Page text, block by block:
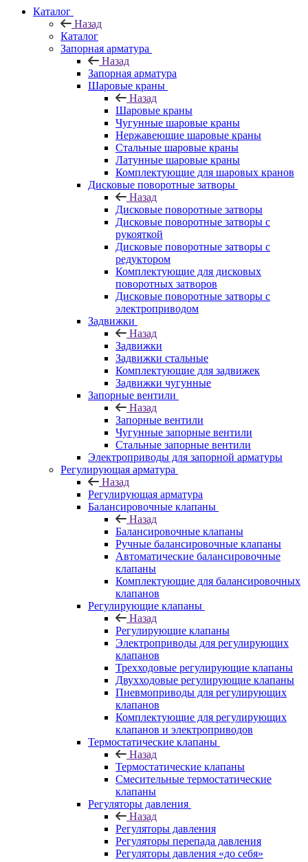
Каталог
Назад
Каталог
Запорная арматура
Назад
Запорная арматура
Шаровые краны
Назад
Шаровые краны
Чугунные шаровые краны
Нержавеющие шаровые краны
Стальные шаровые краны
Латунные шаровые краны
Комплектующие для шаровых кранов
Дисковые поворотные затворы
Назад
Дисковые поворотные затворы
Дисковые поворотные затворы с
рукояткой
Дисковые поворотные затворы с
редуктором
Комплектующие для дисковых
поворотных затворов
Дисковые поворотные затворы с
электроприводом
Задвижки
Назад
Задвижки
Задвижки стальные
Комплектующие для задвижек
Задвижки чугунные
Запорные вентили
Назад
Запорные вентили
Чугунные запорные вентили
Стальные запорные вентили
Электроприводы для запорной арматуры
Регулирующая арматура
Назад
Регулирующая арматура
Балансировочные клапаны
Назад
Балансировочные клапаны
Ручные балансировочные клапаны
Автоматические балансировочные
клапаны
Комплектующие для балансировочных
клапанов
Регулирующие клапаны
Назад
Регулирующие клапаны
Электроприводы для регулирующих
клапанов
Трехходовые регулирующие клапаны
Двухходовые регулирующие клапаны
Пневмоприводы для регулирующих
клапанов
Комплектующие для регулирующих
клапанов и электроприводов
Термостатические клапаны
Назад
Термостатические клапаны
Смесительные термостатические
клапаны
Регуляторы давления
Назад
Регуляторы давления
Регуляторы перепада давления
Регуляторы давления «до себя»